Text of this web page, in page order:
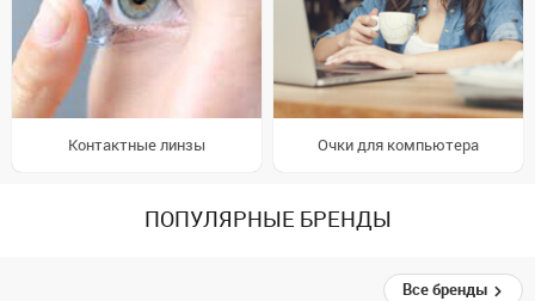
Контактные линзы Очки для компьютера
ПОПУЛЯРНЫЕ БРЕНДЫ
Все бренды